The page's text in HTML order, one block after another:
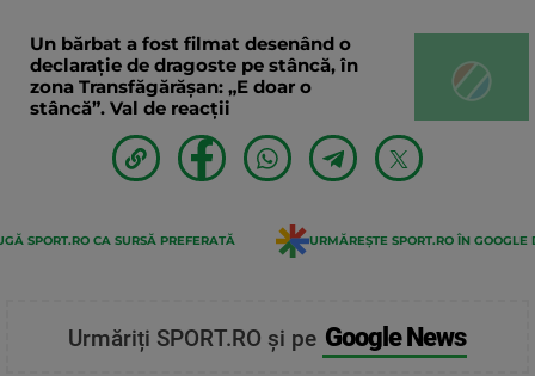
Un bărbat a fost filmat desenând o
declaraţie de dragoste pe stâncă, în
zona Transfăgărăşan: „E doar o
stâncă”. Val de reacții
SPORT.RO CA SURSĂ PREFERATĂ URMĂREȘTE SPORT.RO ÎN GOOGLE
Urmăriți SPORT.RO și pe Google News